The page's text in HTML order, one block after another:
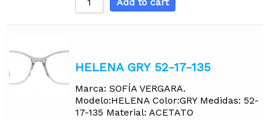
HELENA GRY 52-17-135
Marca: SOFÍA VERGARA.
Modelo:HELENA Color:GRY Medidas: 52-
17-135 Material: ACETATO